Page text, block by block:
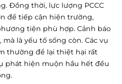
Đồng thời, lực lượng PCCC
để tiếp cận hiện trường,
tiện phù hợp. Cảnh báo
là yếu tố sống còn. Các vụ
thường để lại thiệt hại rất
phát hiện muộn hầu hết đều